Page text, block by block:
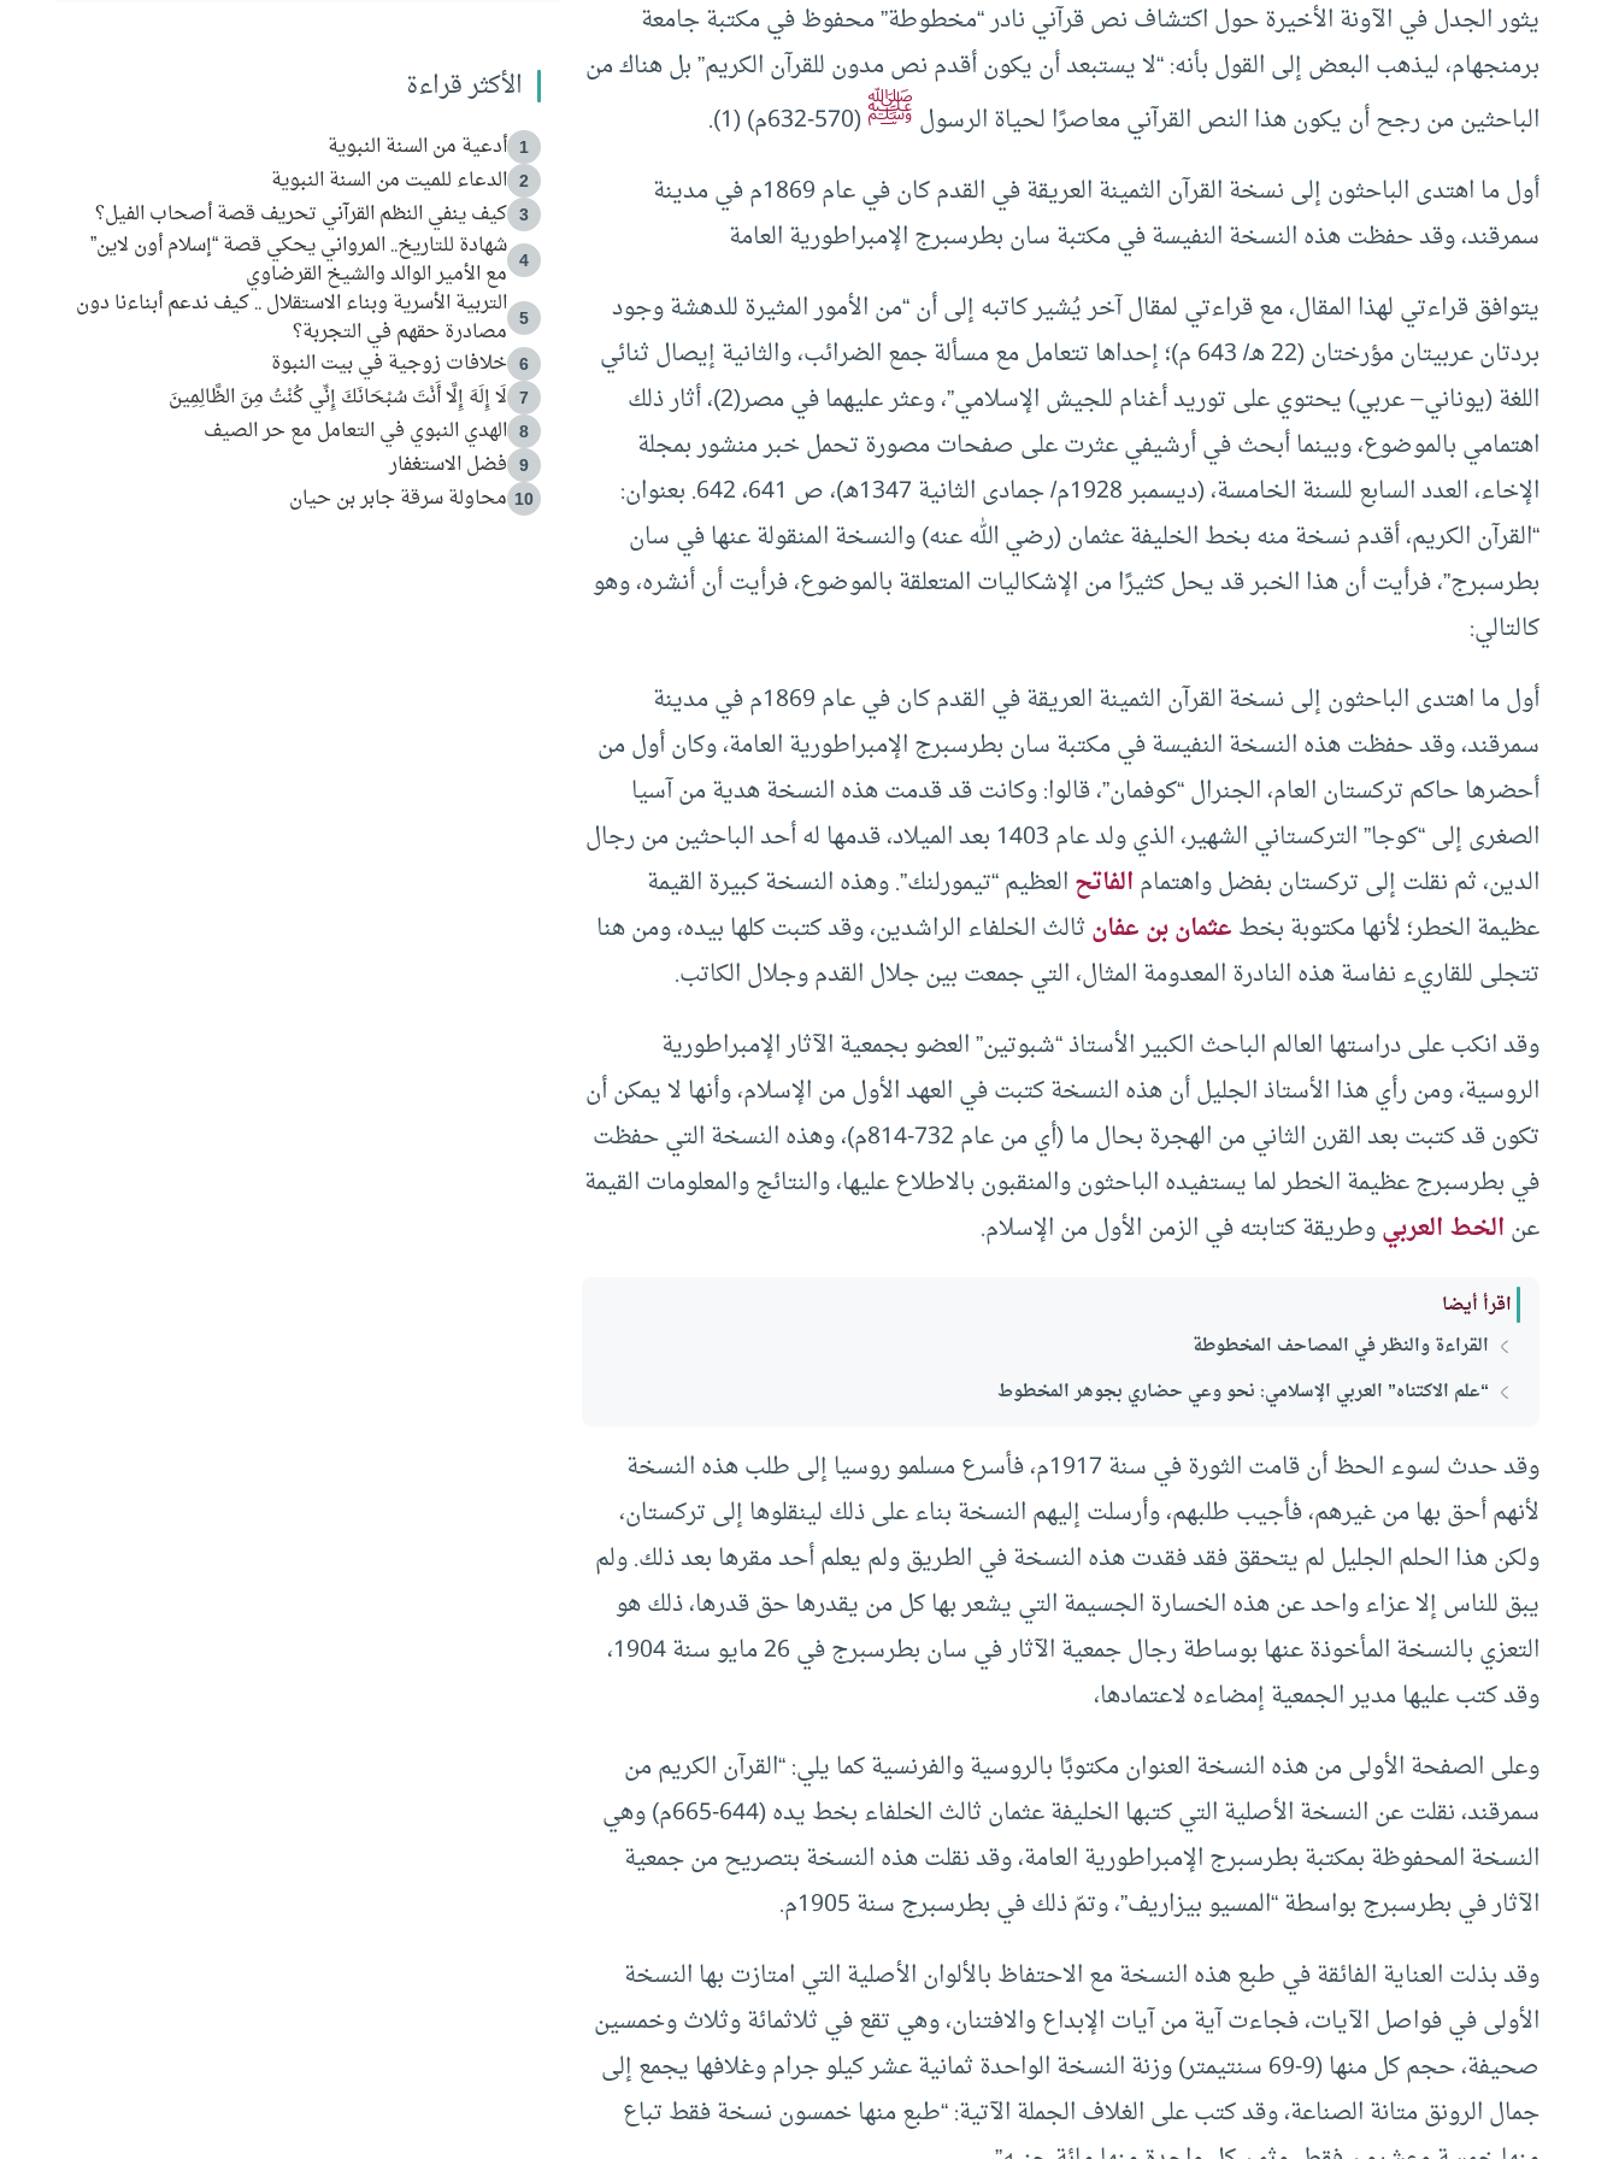
يثور الجدل في الآونة الأخيرة حول اكتشاف نص قرآني نادر “مخطوطة” محفوظ في مكتبة جامعة
برمنجهام، ليذهب البعض إلى القول بأنه: “لا يستبعد أن يكون أقدم نص مدون للقرآن الكريم” بل هناك من
الباحثين من رجح أن يكون هذا النص القرآني معاصرًا لحياة الرسولﷺ(570-632م) (1).
أول ما اهتدى الباحثون إلى نسخة القرآن الثمينة العريقة في القدم كان في عام 1869م في مدينة
سمرقند، وقد حفظت هذه النسخة النفيسة في مكتبة سان بطرسبرج الإمبراطورية العامة
يتوافق قراءتي لهذا المقال، مع قراءتي لمقال آخر يُشير كاتبه إلى أن “من الأمور المثيرة للدهشة وجود
بردتان عربيتان مؤرختان (22 هـ/ 643 م)؛ إحداها تتعامل مع مسألة جمع الضرائب، والثانية إيصال ثنائي
اللغة (يوناني– عربي) يحتوي على توريد أغنام للجيش الإسلامي”، وعثر عليهما في مصر(2)، أثار ذلك
اهتمامي بالموضوع، وبينما أبحث في أرشيفي عثرت على صفحات مصورة تحمل خبر منشور بمجلة
الإخاء، العدد السابع للسنة الخامسة، (ديسمبر 1928م/ جمادى الثانية 1347هـ)، ص 641، 642. بعنوان:
“القرآن الكريم، أقدم نسخة منه بخط الخليفة عثمان (رضي الله عنه) والنسخة المنقولة عنها في سان
بطرسبرج”، فرأيت أن هذا الخبر قد يحل كثيرًا من الإشكاليات المتعلقة بالموضوع، فرأيت أن أنشره، وهو
كالتالي:
أول ما اهتدى الباحثون إلى نسخة القرآن الثمينة العريقة في القدم كان في عام 1869م في مدينة
سمرقند، وقد حفظت هذه النسخة النفيسة في مكتبة سان بطرسبرج الإمبراطورية العامة، وكان أول من
أحضرها حاكم تركستان العام، الجنرال “كوفمان”، قالوا: وكانت قد قدمت هذه النسخة هدية من آسيا
الصغرى إلى “كوجا” التركستاني الشهير، الذي ولد عام 1403 بعد الميلاد، قدمها له أحد الباحثين من رجال
الدين، ثم نقلت إلى تركستان بفضل واهتمامالفاتحالعظيم “تيمورلنك”. وهذه النسخة كبيرة القيمة
عظيمة الخطر؛ لأنها مكتوبة بخطعثمان بن عفانثالث الخلفاء الراشدين، وقد كتبت كلها بيده، ومن هنا
تتجلى للقاريء نفاسة هذه النادرة المعدومة المثال، التي جمعت بين جلال القدم وجلال الكاتب.
وقد انكب على دراستها العالم الباحث الكبير الأستاذ “شبوتين” العضو بجمعية الآثار الإمبراطورية
الروسية، ومن رأي هذا الأستاذ الجليل أن هذه النسخة كتبت في العهد الأول من الإسلام، وأنها لا يمكن أن
تكون قد كتبت بعد القرن الثاني من الهجرة بحال ما (أي من عام 732-814م)، وهذه النسخة التي حفظت
في بطرسبرج عظيمة الخطر لما يستفيده الباحثون والمنقبون بالاطلاع عليها، والنتائج والمعلومات القيمة
عنالخط العربيوطريقة كتابته في الزمن الأول من الإسلام.
اقرأ أيضا
القراءة والنظر في المصاحف المخطوطة
“علم الاكتناه” العربي الإسلامي: نحو وعي حضاري بجوهر المخطوط
وقد حدث لسوء الحظ أن قامت الثورة في سنة 1917م، فأسرع مسلمو روسيا إلى طلب هذه النسخة
لأنهم أحق بها من غيرهم، فأجيب طلبهم، وأرسلت إليهم النسخة بناء على ذلك لينقلوها إلى تركستان،
ولكن هذا الحلم الجليل لم يتحقق فقد فقدت هذه النسخة في الطريق ولم يعلم أحد مقرها بعد ذلك. ولم
يبق للناس إلا عزاء واحد عن هذه الخسارة الجسيمة التي يشعر بها كل من يقدرها حق قدرها، ذلك هو
التعزي بالنسخة المأخوذة عنها بوساطة رجال جمعية الآثار في سان بطرسبرج في 26 مايو سنة 1904،
وقد كتب عليها مدير الجمعية إمضاءه لاعتمادها،
وعلى الصفحة الأولى من هذه النسخة العنوان مكتوبًا بالروسية والفرنسية كما يلي: “القرآن الكريم من
سمرقند، نقلت عن النسخة الأصلية التي كتبها الخليفة عثمان ثالث الخلفاء بخط يده (644-665م) وهي
النسخة المحفوظة بمكتبة بطرسبرج الإمبراطورية العامة، وقد نقلت هذه النسخة بتصريح من جمعية
الآثار في بطرسبرج بواسطة “المسيو بيزاريف”، وتمّ ذلك في بطرسبرج سنة 1905م.
وقد بذلت العناية الفائقة في طبع هذه النسخة مع الاحتفاظ بالألوان الأصلية التي امتازت بها النسخة
الأولى في فواصل الآيات، فجاءت آية من آيات الإبداع والافتنان، وهي تقع في ثلاثمائة وثلاث وخمسين
صحيفة، حجم كل منها (9-69 سنتيمتر) وزنة النسخة الواحدة ثمانية عشر كيلو جرام وغلافها يجمع إلى
جمال الرونق متانة الصناعة، وقد كتب على الغلاف الجملة الآتية: “طبع منها خمسون نسخة فقط تباع
الأكثر قراءة
1 أدعية من السنة النبوية
2 الدعاء للميت من السنة النبوية
3 كيف ينفي النظم القرآني تحريف قصة أصحاب الفيل؟
4
شهادة للتاريخ.. المرواني يحكي قصة “إسلام أون لاين”
مع الأمير الوالد والشيخ القرضاوي
5
التربية الأسرية وبناء الاستقلال .. كيف ندعم أبناءنا دون
مصادرة حقهم في التجربة؟
6 خلافات زوجية في بيت النبوة
7 لَا إِلَهَ إِلَّا أَنْتَ سُبْحَانَكَ إِنِّي كُنْتُ مِنَ الظَّالِمِينَ
8 الهدي النبوي في التعامل مع حر الصيف
9 فضل الاستغفار
10 محاولة سرقة جابر بن حيان